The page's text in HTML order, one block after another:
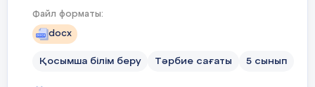
Файл форматы:
docx
Қосымша білім беру Тәрбие сағаты 5 сынып